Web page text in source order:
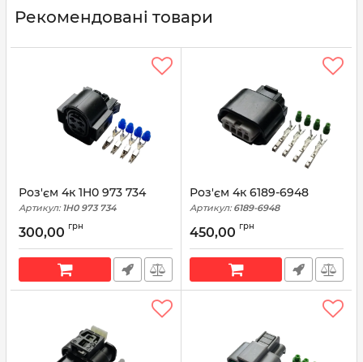
Рекомендовані товари
Роз'єм 4к 1H0 973 734
Артикул: 1H0 973 734
300,00 грн
Роз'єм 4к 6189-6948
Артикул: 6189-6948
450,00 грн